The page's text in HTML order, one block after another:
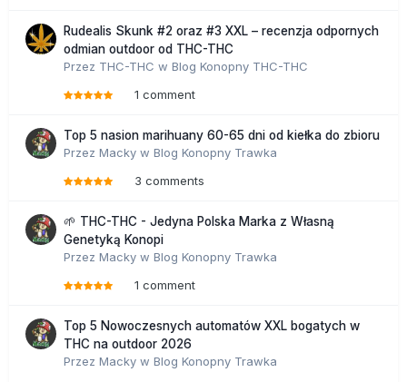
Rudealis Skunk #2 oraz #3 XXL – recenzja odpornych
odmian outdoor od THC-THC
Przez THC-THC w Blog Konopny THC-THC
1 comment
Top 5 nasion marihuany 60-65 dni od kiełka do zbioru
Przez Macky w Blog Konopny Trawka
3 comments
🌱 THC-THC - Jedyna Polska Marka z Własną
Genetyką Konopi
Przez Macky w Blog Konopny Trawka
1 comment
Top 5 Nowoczesnych automatów XXL bogatych w
THC na outdoor 2026
Przez Macky w Blog Konopny Trawka